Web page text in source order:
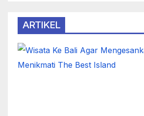
ARTIKEL